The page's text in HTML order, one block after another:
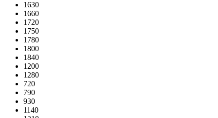
1630
1660
1720
1750
1780
1800
1840
1200
1280
720
790
930
1140